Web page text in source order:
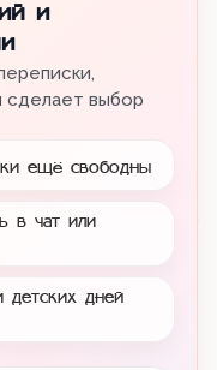
и
выбор
ещё свободны
в чат или
детских дней